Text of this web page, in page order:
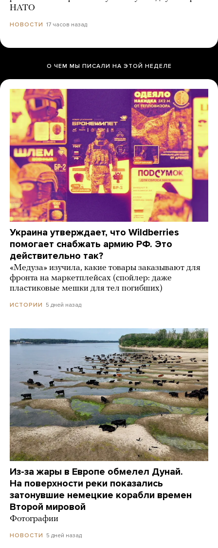
НАТО
НОВОСТИ 17 часов назад
О ЧЕМ МЫ ПИСАЛИ НА ЭТОЙ НЕДЕЛЕ
Украина утверждает, что Wildberries
помогает снабжать армию РФ. Это
действительно так?
«Медуза» изучила, какие товары заказывают для
фронта на маркетплейсах (спойлер: даже
пластиковые мешки для тел погибших)
ИСТОРИИ 5 дней назад
Из-за жары в Европе обмелел Дунай.
На поверхности реки показались
затонувшие немецкие корабли времен
Второй мировой
Фотографии
НОВОСТИ 5 дней назад